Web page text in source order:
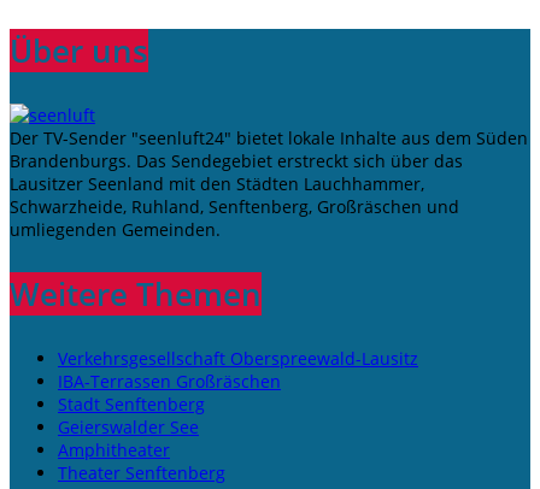
Über uns
Der TV-Sender "seenluft24" bietet lokale Inhalte aus dem Süden
Brandenburgs. Das Sendegebiet erstreckt sich über das
Lausitzer Seenland mit den Städten Lauchhammer,
Schwarzheide, Ruhland, Senftenberg, Großräschen und
umliegenden Gemeinden.
Weitere Themen
Verkehrsgesellschaft Oberspreewald-Lausitz
IBA-Terrassen Großräschen
Stadt Senftenberg
Geierswalder See
Amphitheater
Theater Senftenberg